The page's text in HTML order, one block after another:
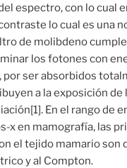
espectro, con lo cual
lo cual es una
de molibdeno
los fotones con
por ser absorbidos
a la exposición de
En el rango de
x en mamografía, las
el tejido mamario son
y al Compton.